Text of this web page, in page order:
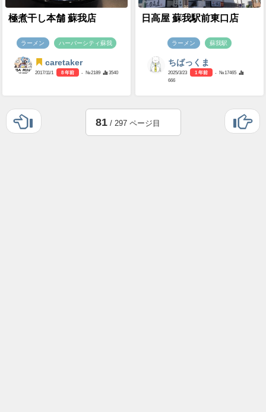
極煮干し本舗 蘇我店
ラーメン ハーバーシティ蘇我
caretaker
2017/11/1 8 年前 - №2189 3540
日高屋 蘇我駅前東口店
ラーメン 蘇我駅
ちばっくま
2025/3/23 1 年前
- №17465
666
81/ 297 ページ目